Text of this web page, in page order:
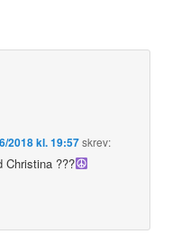
2018 kl. 19:57skrev:
Christina ???